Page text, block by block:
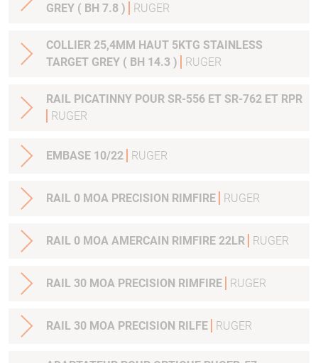
GREY ( BH 7.8 )
RUGER
COLLIER 25,4MM HAUT 5KTG STAINLESS
TARGET GREY ( BH 14.3 )
RUGER
RAIL PICATINNY POUR SR-556 ET SR-762 ET RPR
RUGER
EMBASE 10/22 RUGER
RAIL 0 MOA PRECISION RIMFIRE RUGER
RAIL 0 MOA AMERCAIN RIMFIRE 22LR RUGER
RAIL 30 MOA PRECISION RIMFIRE RUGER
RAIL 30 MOA PRECISION RILFE RUGER